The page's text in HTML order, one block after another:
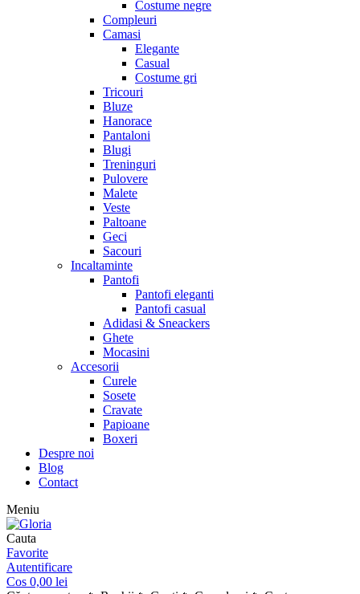
Costume negre
Compleuri
Camasi
Elegante
Casual
Costume gri
Tricouri
Bluze
Hanorace
Pantaloni
Blugi
Treninguri
Pulovere
Malete
Veste
Paltoane
Geci
Sacouri
Incaltaminte
Pantofi
Pantofi eleganti
Pantofi casual
Adidasi & Sneackers
Ghete
Mocasini
Accesorii
Curele
Sosete
Cravate
Papioane
Boxeri
Despre noi
Blog
Contact
Meniu
Cauta
Favorite
Autentificare
Cos 0,00 lei